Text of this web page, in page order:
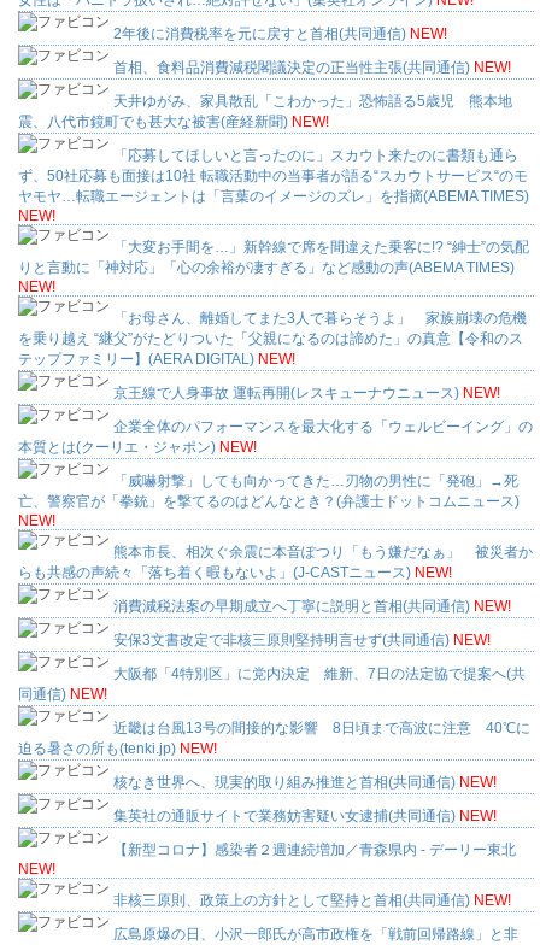
2年後に消費税率を元に戻すと首相(共同通信) NEW!
首相、食料品消費減税閣議決定の正当性主張(共同通信) NEW!
天井ゆがみ、家具散乱「こわかった」恐怖語る5歳児 熊本地
震、八代市鏡町でも甚大な被害(産経新聞) NEW!
「応募してほしいと言ったのに」スカウト来たのに書類も通ら
ず、50社応募も面接は10社 転職活動中の当事者が語る“スカウトサービス“のモ
ヤモヤ…転職エージェントは「言葉のイメージのズレ」を指摘(ABEMA TIMES)
NEW!
「大変お手間を…」新幹線で席を間違えた乗客に!? “紳士”の気配
りと言動に「神対応」「心の余裕が凄すぎる」など感動の声(ABEMA TIMES)
NEW!
「お母さん、離婚してまた3人で暮らそうよ」 家族崩壊の危機
を乗り越え “継父”がたどりついた「父親になるのは諦めた」の真意【令和のス
テップファミリー】(AERA DIGITAL) NEW!
京王線で人身事故 運転再開(レスキューナウニュース) NEW!
企業全体のパフォーマンスを最大化する「ウェルビーイング」の
本質とは(クーリエ・ジャポン) NEW!
「威嚇射撃」しても向かってきた…刃物の男性に「発砲」→死
亡、警察官が「拳銃」を撃てるのはどんなとき？(弁護士ドットコムニュース)
NEW!
熊本市長、相次ぐ余震に本音ぽつり「もう嫌だなぁ」 被災者か
らも共感の声続々「落ち着く暇もないよ」(J-CASTニュース) NEW!
消費減税法案の早期成立へ丁寧に説明と首相(共同通信) NEW!
安保3文書改定で非核三原則堅持明言せず(共同通信) NEW!
大阪都「4特別区」に党内決定 維新、7日の法定協で提案へ(共
同通信) NEW!
近畿は台風13号の間接的な影響 8日頃まで高波に注意 40℃に
迫る暑さの所も(tenki.jp) NEW!
核なき世界へ、現実的取り組み推進と首相(共同通信) NEW!
集英社の通販サイトで業務妨害疑い女逮捕(共同通信) NEW!
【新型コロナ】感染者２週連続増加／青森県内 - デーリー東北
NEW!
非核三原則、政策上の方針として堅持と首相(共同通信) NEW!
広島原爆の日、小沢一郎氏が高市政権を「戦前回帰路線」と非